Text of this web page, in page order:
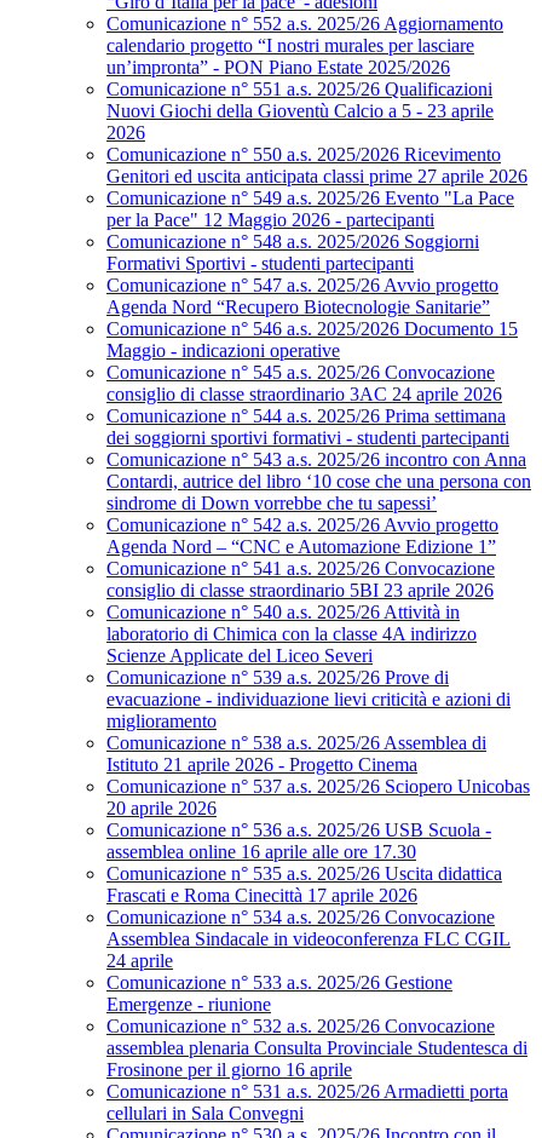
Comunicazione n° 552 a.s. 2025/26 Aggiornamento
calendario progetto “I nostri murales per lasciare
un’impronta” - PON Piano Estate 2025/2026
Comunicazione n° 551 a.s. 2025/26 Qualificazioni
Nuovi Giochi della Gioventù Calcio a 5 - 23 aprile
2026
Comunicazione n° 550 a.s. 2025/2026 Ricevimento
Genitori ed uscita anticipata classi prime 27 aprile 2026
Comunicazione n° 549 a.s. 2025/26 Evento "La Pace
per la Pace" 12 Maggio 2026 - partecipanti
Comunicazione n° 548 a.s. 2025/2026 Soggiorni
Formativi Sportivi - studenti partecipanti
Comunicazione n° 547 a.s. 2025/26 Avvio progetto
Agenda Nord “Recupero Biotecnologie Sanitarie”
Comunicazione n° 546 a.s. 2025/2026 Documento 15
Maggio - indicazioni operative
Comunicazione n° 545 a.s. 2025/26 Convocazione
consiglio di classe straordinario 3AC 24 aprile 2026
Comunicazione n° 544 a.s. 2025/26 Prima settimana
dei soggiorni sportivi formativi - studenti partecipanti
Comunicazione n° 543 a.s. 2025/26 incontro con Anna
Contardi, autrice del libro ‘10 cose che una persona con
sindrome di Down vorrebbe che tu sapessi’
Comunicazione n° 542 a.s. 2025/26 Avvio progetto
Agenda Nord – “CNC e Automazione Edizione 1”
Comunicazione n° 541 a.s. 2025/26 Convocazione
consiglio di classe straordinario 5BI 23 aprile 2026
Comunicazione n° 540 a.s. 2025/26 Attività in
laboratorio di Chimica con la classe 4A indirizzo
Scienze Applicate del Liceo Severi
Comunicazione n° 539 a.s. 2025/26 Prove di
evacuazione - individuazione lievi criticità e azioni di
miglioramento
Comunicazione n° 538 a.s. 2025/26 Assemblea di
Istituto 21 aprile 2026 - Progetto Cinema
Comunicazione n° 537 a.s. 2025/26 Sciopero Unicobas
20 aprile 2026
Comunicazione n° 536 a.s. 2025/26 USB Scuola -
assemblea online 16 aprile alle ore 17.30
Comunicazione n° 535 a.s. 2025/26 Uscita didattica
Frascati e Roma Cinecittà 17 aprile 2026
Comunicazione n° 534 a.s. 2025/26 Convocazione
Assemblea Sindacale in videoconferenza FLC CGIL
24 aprile
Comunicazione n° 533 a.s. 2025/26 Gestione
Emergenze - riunione
Comunicazione n° 532 a.s. 2025/26 Convocazione
assemblea plenaria Consulta Provinciale Studentesca di
Frosinone per il giorno 16 aprile
Comunicazione n° 531 a.s. 2025/26 Armadietti porta
cellulari in Sala Convegni